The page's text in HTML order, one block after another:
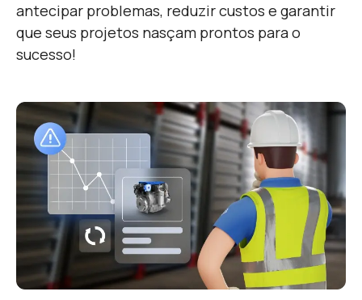
antecipar problemas, reduzir custos e garantir
que seus projetos nasçam prontos para o
sucesso!